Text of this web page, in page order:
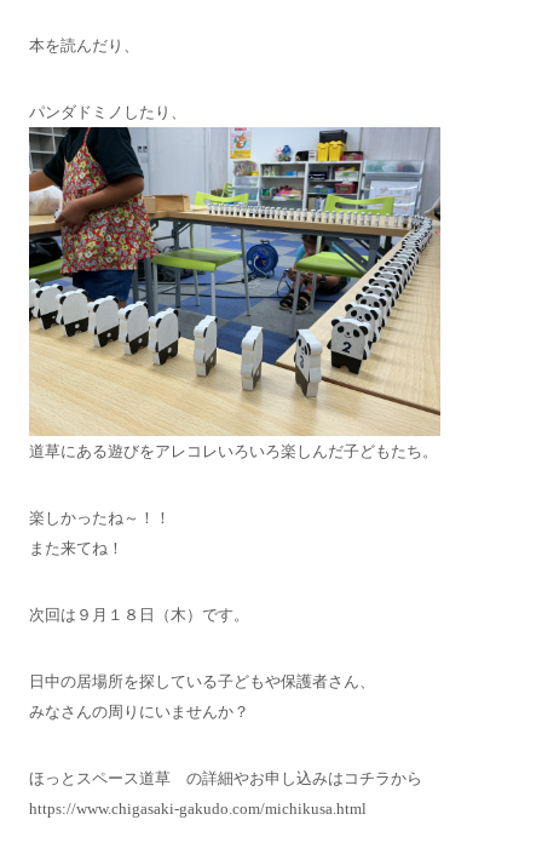
本を読んだり、
パンダドミノしたり、
道草にある遊びをアレコレいろいろ楽しんだ子どもたち。
楽しかったね～！！
また来てね！
次回は９月１８日（木）です。
日中の居場所を探している子どもや保護者さん、
みなさんの周りにいませんか？
ほっとスペース道草 の詳細やお申し込みはコチラから
https://www.chigasaki-gakudo.com/michikusa.html